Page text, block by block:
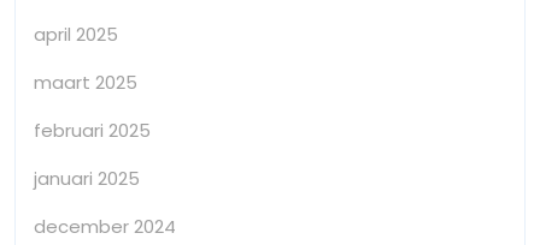
april 2025
maart 2025
februari 2025
januari 2025
december 2024